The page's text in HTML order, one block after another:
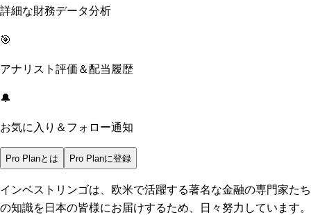
詳細な財務データ分析
🎯
アナリスト評価＆配当履歴
🔔
お気に入り＆フォロー通知
Pro Planとは Pro Planに登録
インベストリンゴは、欧米で活躍する著名な金融の専門家たち
の知識を日本の皆様にお届けするため、日々努力しています。